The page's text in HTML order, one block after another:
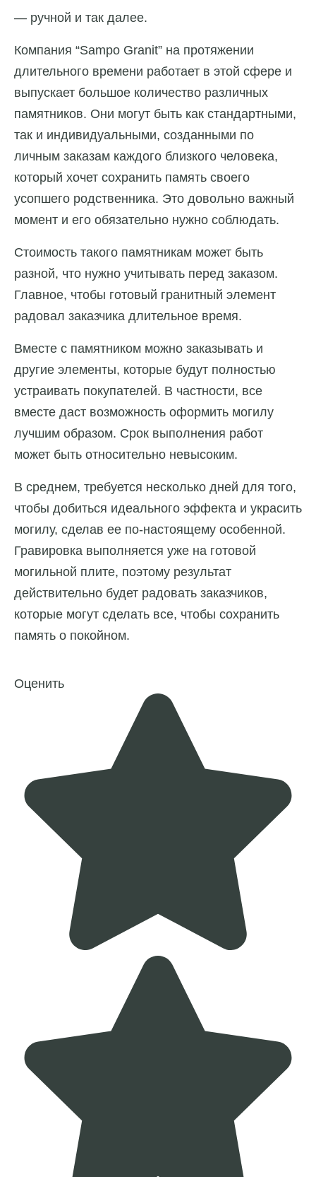
— ручной и так далее.
Компания “Sampo Granit” на протяжении
длительного времени работает в этой сфере и
выпускает большое количество различных
памятников. Они могут быть как стандартными,
так и индивидуальными, созданными по
личным заказам каждого близкого человека,
который хочет сохранить память своего
усопшего родственника. Это довольно важный
момент и его обязательно нужно соблюдать.
Стоимость такого памятникам может быть
разной, что нужно учитывать перед заказом.
Главное, чтобы готовый гранитный элемент
радовал заказчика длительное время.
Вместе с памятником можно заказывать и
другие элементы, которые будут полностью
устраивать покупателей. В частности, все
вместе даст возможность оформить могилу
лучшим образом. Срок выполнения работ
может быть относительно невысоким.
В среднем, требуется несколько дней для того,
чтобы добиться идеального эффекта и украсить
могилу, сделав ее по-настоящему особенной.
Гравировка выполняется уже на готовой
могильной плите, поэтому результат
действительно будет радовать заказчиков,
которые могут сделать все, чтобы сохранить
память о покойном.
Оценить